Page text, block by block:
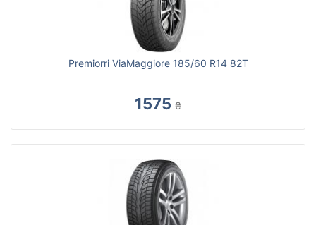
Premiorri ViaMaggiore 185/60 R14 82T
1575 ₴